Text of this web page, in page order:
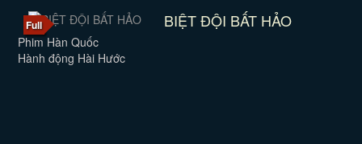
Full BIỆT ĐỘI BẤT HẢO
Phim Hàn Quốc
Hành động Hài Hước